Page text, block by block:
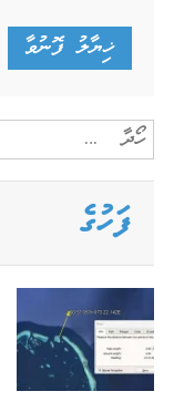
ފަހުގެ